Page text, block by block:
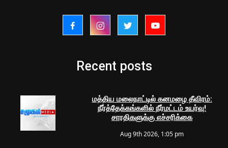
Recent posts
மத்திய மலைநாட்டில் கனமழை தீவிரம்:
நீர்த்தேக்கங்களில் நீர்மட்டம் உயர்வு!
சாரதிகளுக்கு எச்சரிக்கை
Aug 9th 2026, 1:05 pm